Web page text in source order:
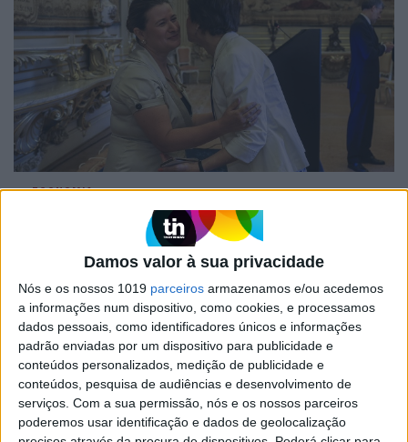
Damos valor à sua privacidade
Nós e os nossos 1019 parceiros armazenamos e/ou acedemos
a informações num dispositivo, como cookies, e processamos
dados pessoais, como identificadores únicos e informações
padrão enviadas por um dispositivo para publicidade e
conteúdos personalizados, medição de publicidade e
conteúdos, pesquisa de audiências e desenvolvimento de
serviços. Com a sua permissão, nós e os nossos parceiros
poderemos usar identificação e dados de geolocalização
ECONOMIA
Nova líder do Instituto Camões
assume "responsabilidade
acrescida" por críticas no passado
Ana Paula Fernandes assume hoje a liderança do
Camões, Instituto da Cooperação e da Língua
com a "responsabilidade acrescida" de "ter sido
crítica" e "chamado a atenção de várias coisas no
passado" relativamente à política de cooperação
e desenvolvimento